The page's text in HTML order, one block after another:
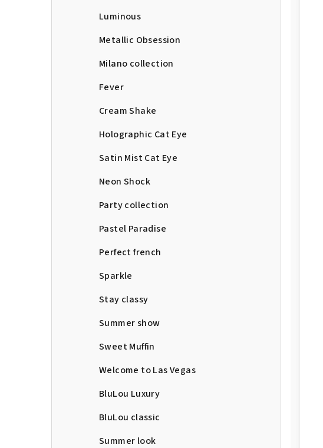
Luminous
Metallic Obsession
Milano collection
Fever
Cream Shake
Holographic Cat Eye
Satin Mist Cat Eye
Neon Shock
Party collection
Pastel Paradise
Perfect french
Sparkle
Stay classy
Summer show
Sweet Muffin
Welcome to Las Vegas
BluLou Luxury
BluLou classic
Summer look